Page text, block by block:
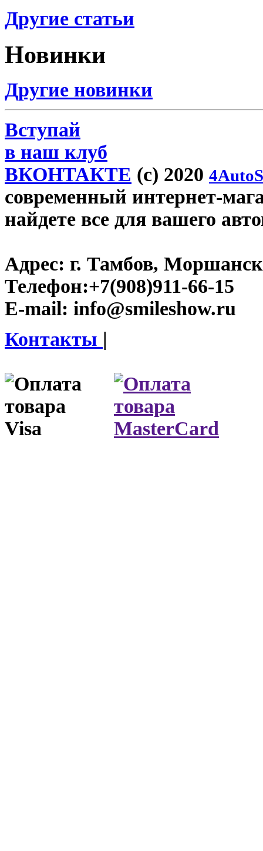
Другие статьи
Новинки
Другие новинки
Вступай
в наш клуб
ВКОНТАКТЕ (c) 2020
современный интернет-
найдете все для вашего
Адрес: г. Тамбов,
Телефон:+7(908)911-66-15
E-mail: info@smileshow.ru
Контакты |